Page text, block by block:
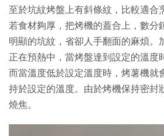
至於坑紋烤盤上有斜條紋，比較適合
若食材夠厚，把烤機的蓋合上，數分
明顯的坑紋，省卻人手翻面的麻煩。
正在預熱中，當烤盤達到設定的溫度
而當溫度低於設定溫度時，烤薯機就
持於設定的溫度。由於烤機保持密封
燒焦。